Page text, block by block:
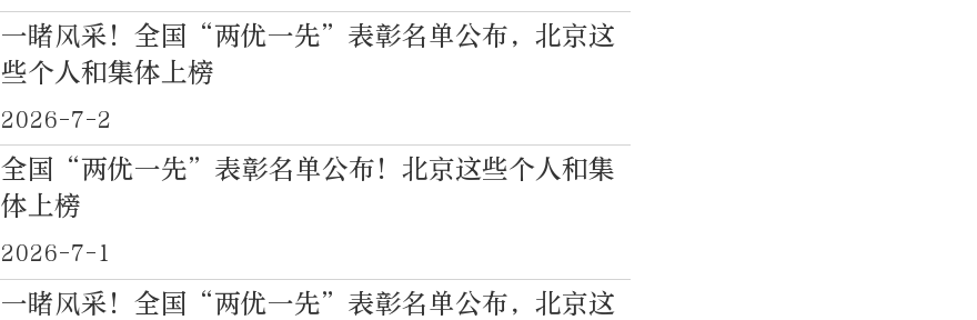
一睹风采！全国“两优一先”表彰名单公布，北京这
些个人和集体上榜
2026-7-2
全国“两优一先”表彰名单公布！北京这些个人和集
体上榜
2026-7-1
一睹风采！全国“两优一先”表彰名单公布，北京这